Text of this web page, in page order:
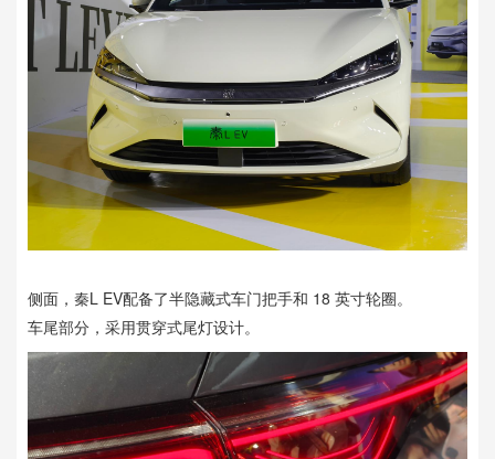
侧面，秦L EV配备了半隐藏式车门把手和 18 英寸轮圈。
车尾部分，采用贯穿式尾灯设计。